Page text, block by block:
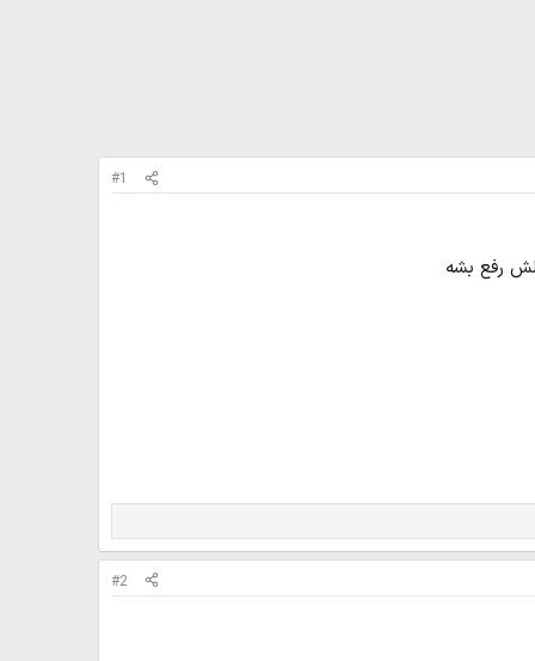
#1
رفع بشه
#2